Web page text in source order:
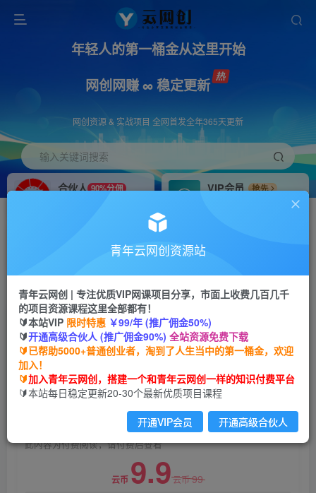
年轻人的第一桶金从这里开始
网创网赚 ∞ 稳定更新
网创资源 & 实战项目 全网首发全年365天更新
输入关键词搜索
合伙人 90%分佣
VIP会员
抢先
搭建同款网站，自己当老板
首页 创业课程 会员免费 正文
油管暴力引流，可以自由放联系方式【揭秘】
青年云网创 关注 私信
1825 131
油管暴力引流，可以自由放联系方式【揭秘】
此内容为付费阅读，请付费后查看
云币 9.9云币99
青年云网创资源站
青年云网创 | 专注优质VIP网课项目分享，市面上收费几百几千
的项目资源课程这里全部都有！
🔰本站VIP 限时特惠 ￥99/年 (推广佣金50%)
🔰开通高级合伙人 (推广佣金90%) 全站资源免费下载
🔰已帮助5000+普通创业者，淘到了人生当中的第一桶金，欢迎
加入！
🔰加入青年云网创，搭建一个和青年云网创一样的知识付费平台
🔰本站每日稳定更新20-30个最新优质项目课程
开通VIP会员 开通高级合伙人